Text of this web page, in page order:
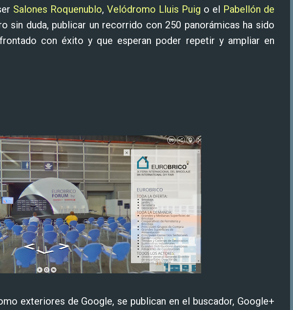
Salones Roquenublo, Velódromo Lluis Puig o el Pabellón de
sin duda, publicar un recorrido con 250 panorámicas ha sido
con éxito y que esperan poder repetir y ampliar en
exteriores de Google, se publican en el buscador, Google+